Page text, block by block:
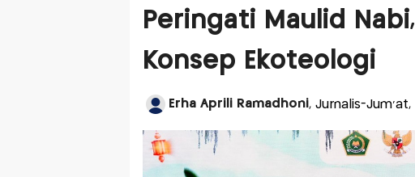
Peringati Maulid
Konsep Ekoteologi
Erha Aprili Ramadhoni, Jurnalis-